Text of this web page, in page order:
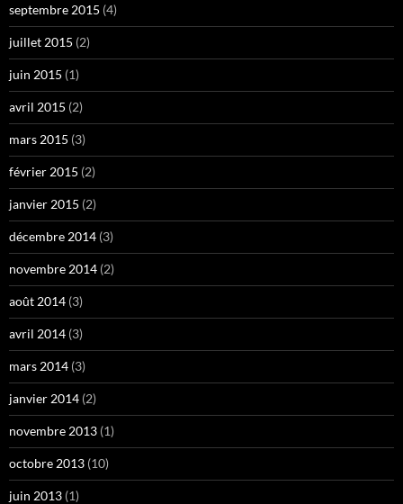
septembre 2015 (4)
juillet 2015 (2)
juin 2015 (1)
avril 2015 (2)
mars 2015 (3)
février 2015 (2)
janvier 2015 (2)
décembre 2014 (3)
novembre 2014 (2)
août 2014 (3)
avril 2014 (3)
mars 2014 (3)
janvier 2014 (2)
novembre 2013 (1)
octobre 2013 (10)
juin 2013 (1)